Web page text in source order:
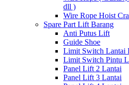
dll )
Wire Rope Hoist
Spare Part Lift Barang
Anti Putus Lift
Guide Shoe
Limit Switch Lantai
Limit Switch Pintu
Panel Lift 2 Lantai
Panel Lift 3 Lantai